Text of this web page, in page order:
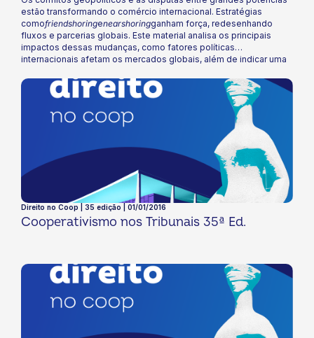
estão transformando o comércio internacional. Estratégias
comofriendshoringenearshoringganham força, redesenhando
fluxos e parcerias globais. Este material analisa os principais
impactos dessas mudanças, como fatores políticas
internacionais afetam os mercados globais, além de indicar uma
Explore os desafios e oportunidades que esse novo cenário
global impõe ao cooperativismo!
Direito no Coop | 35 edição | 01/01/2016
Cooperativismo nos Tribunais 35ª Ed.